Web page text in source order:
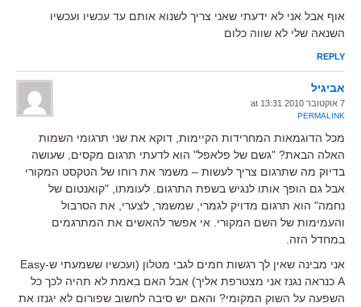
אוף אבל אני לא ידעתי שאני צריך לשנוא אותם עד עכשיו ועכשיו
השנאה שלי לא שווה כלום
REPLY
אביגיל
7 אוקטובר 2010 at 13:31
PERMALINK
מכל הדוגמאות המחרידות הקיימות, דוקא את שני תרגומי השמות
האלה הבאת? "גשם של פלאפל" הוא לדעתי תרגום מקסים, שעושה
בדיוק מה שתרגום צריך לעשות – משמר את רוחו של הטקסט המקורי
אבל גם הופך אותו לנגיש בשפת התרגום. לעומתו, "קואנטום של
נחמה" הוא תרגום מדויק לגמרי, שמשמר, לצערי, את הסרבול
והעמימות של השם המקורי. אי אפשר להאשים את המתרגמים
במחדל הזה.
אני מבינה שאין לך רגשות חמים לגבי מטלון (ועכשיו ששמעתי ש-Easy
A כנראה נגנז אני מצטרפת אליך) אבל האם באמת לא תהיה לכך כל
השפעה על השוק המקומי? והאם יש סיבה לחשוב שפורום לא יגנזו את